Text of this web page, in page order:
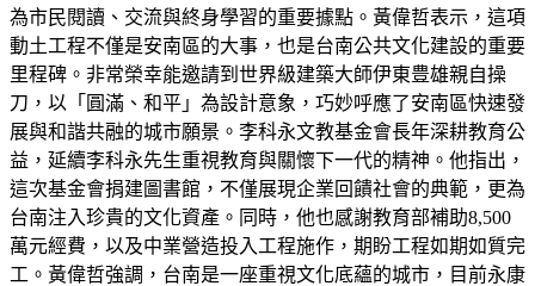
為市民閱讀、交流與終身學習的重要據點。黃偉哲表示，這項
動土工程不僅是安南區的大事，也是台南公共文化建設的重要
里程碑。非常榮幸能邀請到世界級建築大師伊東豊雄親自操
刀，以「圓滿、和平」為設計意象，巧妙呼應了安南區快速發
展與和諧共融的城市願景。李科永文教基金會長年深耕教育公
益，延續李科永先生重視教育與關懷下一代的精神。他指出，
這次基金會捐建圖書館，不僅展現企業回饋社會的典範，更為
台南注入珍貴的文化資產。同時，他也感謝教育部補助8,500
萬元經費，以及中業營造投入工程施作，期盼工程如期如質完
工。黃偉哲強調，台南是一座重視文化底蘊的城市，目前永康